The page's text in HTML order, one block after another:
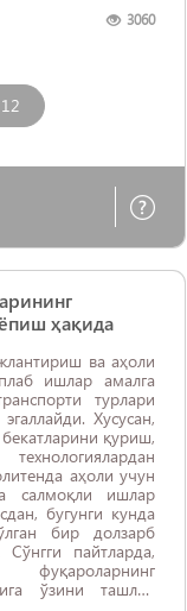
санаб ўтилган
олдини олиш
3060
12
ҳақида
ва аҳоли
ишлар амалга
турлари
Хусусан,
қуриш,
аҳоли учун
салмоқли ишлар
бугунги кунда
бир долзарб
пайтларда,
ўзини ташлаб